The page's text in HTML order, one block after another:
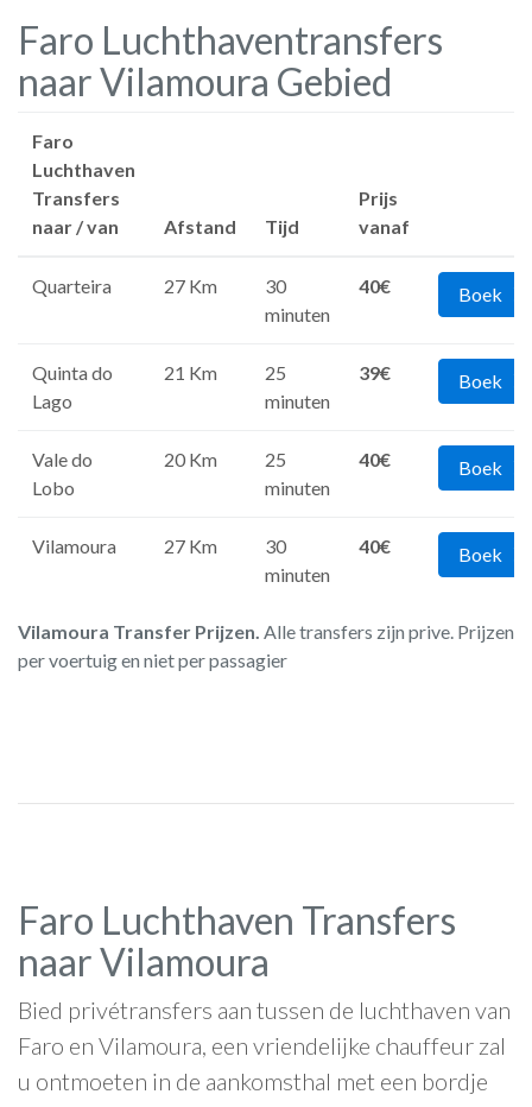
Faro Luchthaventransfers
naar Vilamoura Gebied
Vilamoura Transfer Prijzen. Alle transfers zijn prive. Prijzen
per voertuig en niet per passagier
Faro
Luchthaven
Transfers
naar / van
Afstand Tijd
Prijs
vanaf
Quarteira 27 Km
30
minuten
40€ Boek
Quinta do
Lago
21 Km
25
minuten
39€ Boek
Vale do
Lobo
20 Km
25
minuten
40€ Boek
Vilamoura 27 Km
30
minuten
40€ Boek
Faro Luchthaven Transfers
naar Vilamoura
Bied privétransfers aan tussen de luchthaven van
Faro en Vilamoura, een vriendelijke chauffeur zal
u ontmoeten in de aankomsthal met een bordje